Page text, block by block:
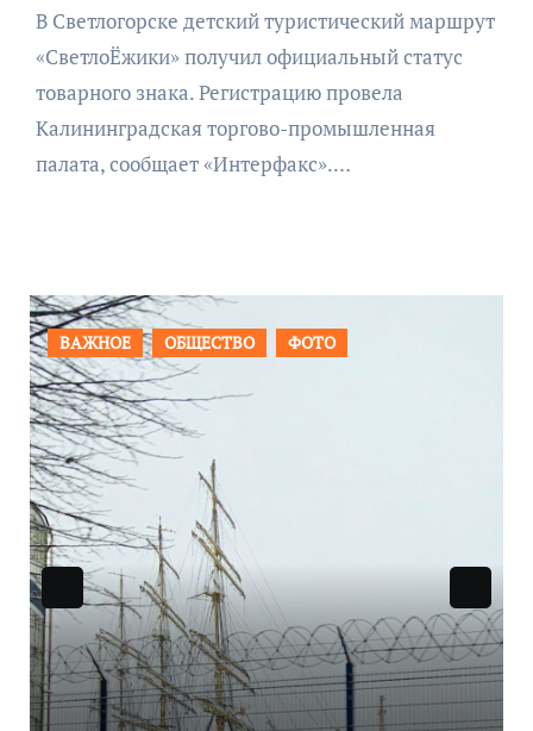
В Светлогорске детский туристический маршрут
«СветлоЁжики» получил официальный статус
товарного знака. Регистрацию провела
Калининградская торгово-промышленная
палата, сообщает «Интерфакс».…
ПРОИСШЕСТВИЯ ФОТО